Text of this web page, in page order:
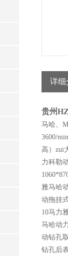
详细
贵州
马哈、
3600/
高）zui
力科勒
雅马哈
动拖挂
10马力
马哈动
动钻孔
钻孔后